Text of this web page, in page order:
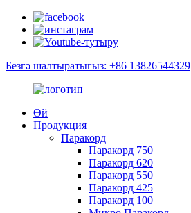
Безгә шалтыратыгыз: +86 13826544329
Өй
Продукция
Паракорд
Паракорд 750
Паракорд 620
Паракорд 550
Паракорд 425
Паракорд 100